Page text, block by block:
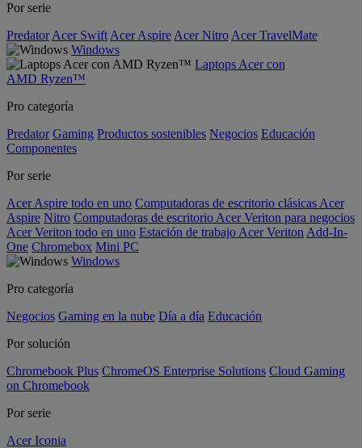
Por serie
Predator Acer Swift Acer Aspire Acer Nitro Acer TravelMate
Windows
Laptops Acer con
AMD Ryzen™
Pro categoría
Predator Gaming Productos sostenibles Negocios Educación
Componentes
Por serie
Acer Aspire todo en uno Computadoras de escritorio clásicas Acer
Aspire Nitro Computadoras de escritorio Acer Veriton para negocios
Acer Veriton todo en uno Estación de trabajo Acer Veriton Add-In-
One Chromebox Mini PC
Windows
Pro categoría
Negocios Gaming en la nube Día a día Educación
Por solución
Chromebook Plus ChromeOS Enterprise Solutions Cloud Gaming
on Chromebook
Por serie
Acer Iconia